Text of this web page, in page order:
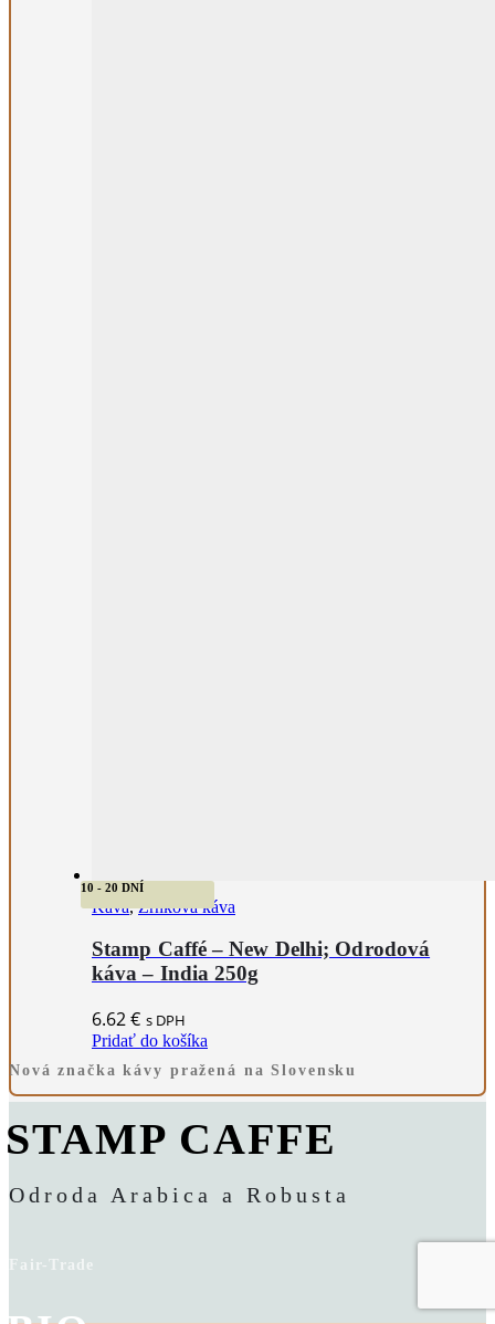
10 - 20 DNÍ
Káva,Zrnková káva
Stamp Caffé – New Delhi; Odrodová
káva – India 250g
6.62€ s DPH
Pridať do košíka
Nová značka kávy pražená na Slovensku
STAMP CAFFE
Odroda Arabica a Robusta
Fair-Trade